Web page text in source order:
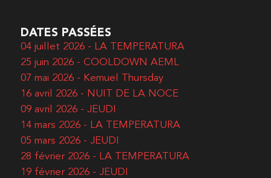
DATES PASSÉES
04 juillet 2026 - LA TEMPERATURA
25 juin 2026 - COOLDOWN AEML
07 mai 2026 - Kemuel Thursday
16 avril 2026 - NUIT DE LA NOCE
09 avril 2026 - JEUDI
14 mars 2026 - LA TEMPERATURA
05 mars 2026 - JEUDI
28 février 2026 - LA TEMPERATURA
19 février 2026 - JEUDI